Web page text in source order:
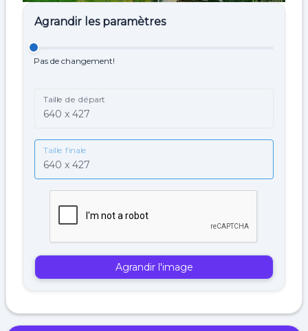
Agrandir les paramètres
Pas de changement!
Taille de départ
Taille finale
Agrandir l'image